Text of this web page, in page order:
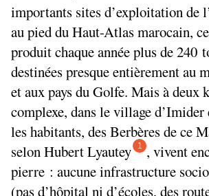
importants sites d’exploitation de
au pied du Haut-Atlas marocain,
produit chaque année plus de 240
destinées presque entièrement au
et aux pays du Golfe. Mais à deux
complexe, dans le village d’Imider
les habitants, des Berbères de ce
selon Hubert Lyautey
1 , vivent
pierre : aucune infrastructure
(pas d’hôpital ni d’écoles, des